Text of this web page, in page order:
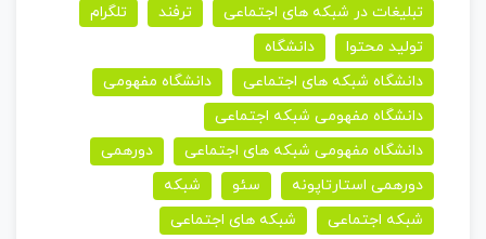
تبلیغات در شبکه های اجتماعی
ترفند
تلگرام
تولید محتوا
دانشگاه
دانشگاه شبکه های اجتماعی
دانشگاه مفهومی
دانشگاه مفهومی شبکه اجتماعی
دانشگاه مفهومی شبکه های اجتماعی
دورهمی
دورهمی استارتاپونه
سئو
شبکه
شبکه اجتماعی
شبکه های اجتماعی